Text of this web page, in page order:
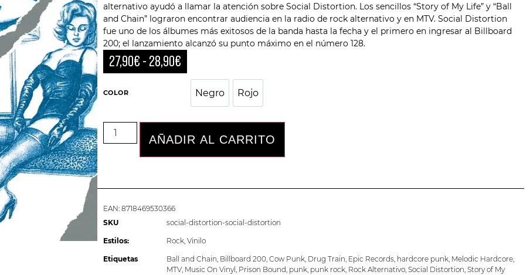
alternativo ayudó a llamar la atención sobre Social Distortion. Los sencillos “Story of My Life” y “Ball
and Chain” lograron encontrar audiencia en la radio de rock alternativo y en MTV. Social Distortion
fue uno de los álbumes más exitosos de la banda hasta la fecha y el primero en ingresar al Billboard
200; el lanzamiento alcanzó su punto máximo en el número 128.
27,90€ - 28,90€
COLOR Negro
Negro
Rojo
Rojo
AÑADIR AL CARRITO
EAN: 8718469530366
SKU
social-distortion-social-distortion
Estilos: Rock, Vinilo
Etiquetas Ball and Chain, Billboard 200, Cow Punk, Drug Train, Epic Records, hardcore punk, Melodic Hardcore,
MTV, Music On Vinyl, Prison Bound, punk, punk rock, Rock Alternativo, Social Distortion, Story of My